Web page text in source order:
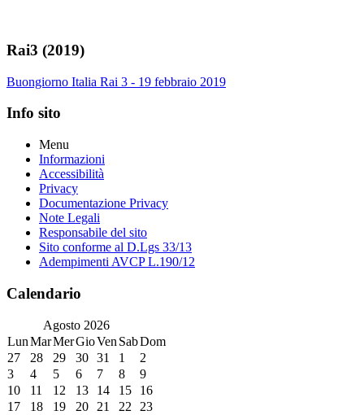
Rai3 (2019)
Buongiorno Italia Rai 3 - 19 febbraio 2019
Info sito
Menu
Informazioni
Accessibilità
Privacy
Documentazione Privacy
Note Legali
Responsabile del sito
Sito conforme al D.Lgs 33/13
Adempimenti AVCP L.190/12
Calendario
Agosto 2026
LunMarMerGioVenSabDom
27
28 29 30 31 1
2
3
4 5 6 7 8
9
10
11 12 13 14 15
16
17
18 19 20 21 22 23